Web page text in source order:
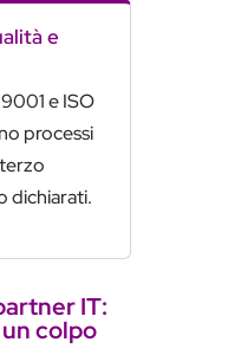
e
e ISO
processi
dichiarati.
IT:
colpo